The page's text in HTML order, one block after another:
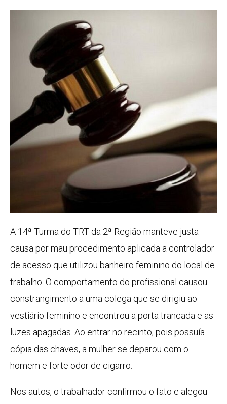
A 14ª Turma do TRT da 2ª Região manteve justa
causa por mau procedimento aplicada a controlador
de acesso que utilizou banheiro feminino do local de
trabalho. O comportamento do profissional causou
constrangimento a uma colega que se dirigiu ao
vestiário feminino e encontrou a porta trancada e as
luzes apagadas. Ao entrar no recinto, pois possuía
cópia das chaves, a mulher se deparou com o
homem e forte odor de cigarro.
Nos autos, o trabalhador confirmou o fato e alegou